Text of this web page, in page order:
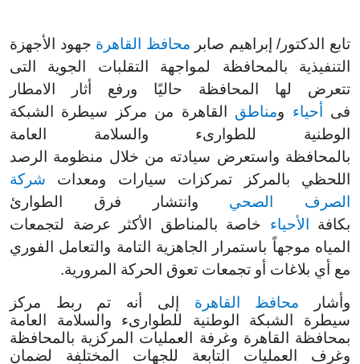
تابع الدكتور/ إبراهيم صابر محافظ القاهرة جهود الأجهزة
التنفيذية بالمحافظة لمواجهة التقلبات الجوية التى
تتعرض لها المحافظة حاليًا ورفع أثار الامطار
فى أحياء ومناطق القاهرة من مركز سيطرة الشبكة
الوطنية للطوارىء والسلامة العامة
بالمحافظة واستعرض سيادته من خلال منظومة الرصد
اللحظي بالمركز تمركزات سيارات ومعدات شركة
الصرف الصحي وانتشار فرق الطوارئ
بكافة الأحياء خاصة بالمناطق الأكثر عرضة لتجمعات
المياه موجهاً باستمرار الجاهزية التامة والتعامل الفوري
مع أي بلاغات أو تجمعات تعوق الحركة المرورية.
وأشار محافظ القاهرة إلى أنه تم ربط مركز
سيطرة الشبكة الوطنية للطوارىء والسلامة العامة
بمحافظة القاهرة وغرفة العمليات المركزية بالمحافظة
وغرف العمليات التابعة للجهات المختلفة لضمان